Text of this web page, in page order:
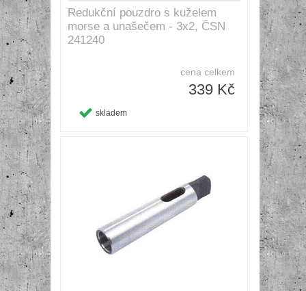
Redukční pouzdro s kuželem
morse a unašečem - 3x2, ČSN
241240
cena celkem
339 Kč
skladem